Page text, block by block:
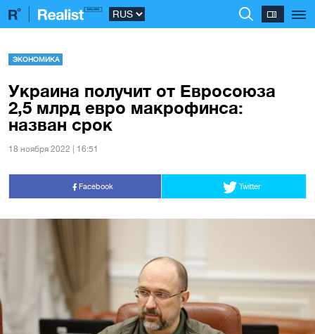
ЭКОНОМИКА
Украина получит от Евросоюза
2,5 млрд евро макрофинса:
назван срок
18 ноября 2022 | 16:51
Facebook Twitter